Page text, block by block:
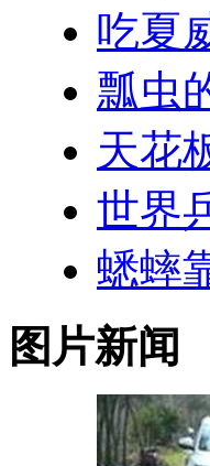
吃夏
瓢虫
天花
世界
蟋蟀
图片新闻